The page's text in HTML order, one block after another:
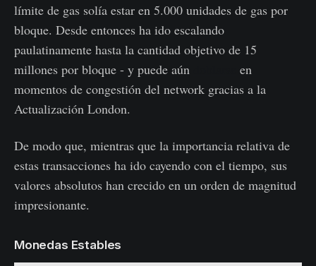
límite de gas solía estar en 5.000 unidades de gas por
bloque. Desde entonces ha ido escalando
paulatinamente hasta la cantidad objetivo de 15
millones por bloque - y puede aún
en
momentos de congestión del network gracias a la
Actualización London.
De modo que, mientras que la importancia relativa de
estas transacciones ha ido cayendo con el tiempo, sus
valores absolutos han crecido en un orden de magnitud
impresionante.
Monedas Estables